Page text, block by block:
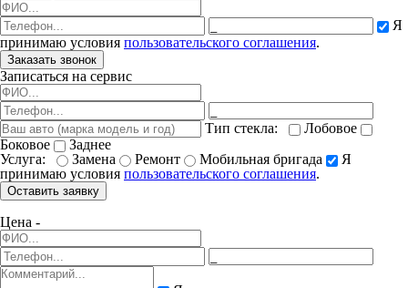
Я
принимаю условия пользовательского соглашения.
Заказать звонок
Записаться на сервис
Тип стекла:
Лобовое
Боковое
Заднее
Услуга:
Замена Ремонт Мобильная бригада
Я
принимаю условия пользовательского соглашения.
Оставить заявку
Цена -